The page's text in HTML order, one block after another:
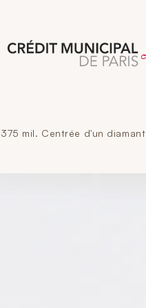
mil. Centrée d'un diamant